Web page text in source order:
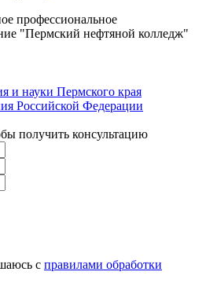
профессиональное
"Пермский нефтяной колледж"
и науки Пермского края
Российской Федерации
получить консультацию
с правилами обработки